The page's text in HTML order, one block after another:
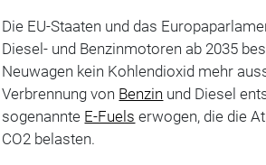
Die EU-Staaten und das
Diesel- und Benzinmotoren ab 2035
Neuwagen kein Kohlendioxid mehr
Verbrennung von Benzin und Diesel
sogenannte E-Fuels erwogen, die die
CO2 belasten.